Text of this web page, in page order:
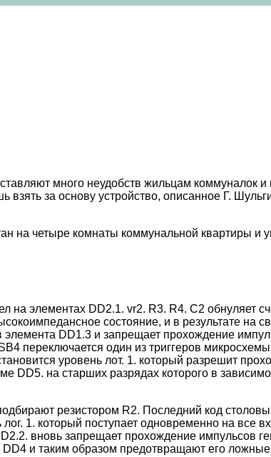
много неудобств жильцам коммуналок
взять за основу устройство, описанное Г.
на четыре комнаты коммунальной квартиры и
элементах DD2.1. vr2. R3. R4. С2 обнуляет
состояние, и в результате на
DD1.3 и запрещает прохождение
переключается один из триггеров
уровень лот. 1. который разрешит
на старших разрядах которого в
резистором R2. Последний код
1. который поступает одновременно на все
вновь запрещает прохождение импульсов
и таким образом предотвращают его